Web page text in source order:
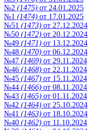
№2 (1475) от 24.01.2025
№1 (1474) от 17.01.2025
№51 (1473) от 27.12.2024
№50 (1472) от 20.12.2024
№49 (1471) от 13.12.2024
№48 (1470) от 06.12.2024
№47 (1469) от 29.11.2024
№46 (1468) от 22.11.2024
№45 (1467) от 15.11.2024
№44 (1466) от 08.11.2024
№43 (1465) от 01.11.2024
№42 (1464) от 25.10.2024
№41 (1463) от 18.10.2024
№40 (1462) от 11.10.2024